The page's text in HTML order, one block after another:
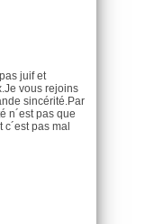
juif et
vous rejoins
sincérité.Par
n´est pas que
pas mal